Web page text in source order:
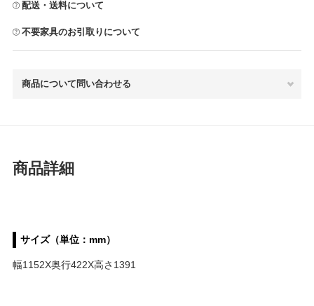
配送・送料について
不要家具のお引取りについて
商品について問い合わせる
商品詳細
サイズ（単位：mm）
幅1152X奥行422X高さ1391